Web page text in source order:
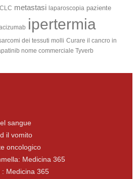
metastasi laparoscopia paziente
ipertermia
dei tessuti molli Curare il cancro in
nome commerciale Tyverb
sangue
il vomito
oncologico
Medicina 365
: Medicina 365